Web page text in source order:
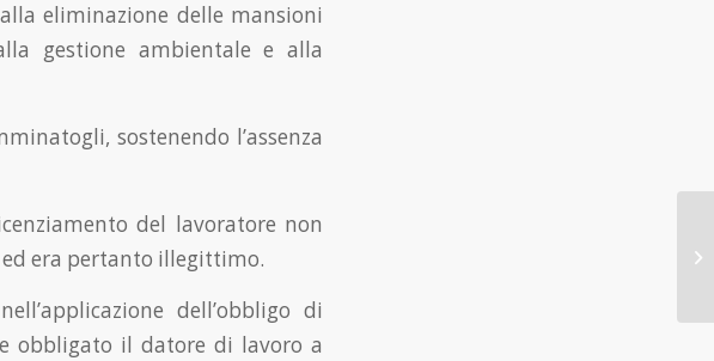
eliminazione delle mansioni
gestione ambientale e alla
sostenendo l’assenza
del lavoratore non
era pertanto illegittimo.
dell’obbligo di
obbligato il datore di lavoro a